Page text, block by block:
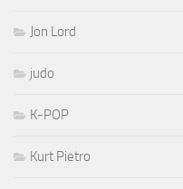
Jon Lord
judo
K-POP
Kurt Pietro